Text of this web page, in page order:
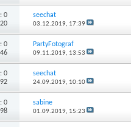
0
seechat
03.12.2019, 17:39
0
PartyFotograf
09.11.2019, 13:53
0
seechat
24.09.2019, 10:10
0
sabine
01.09.2019, 15:23